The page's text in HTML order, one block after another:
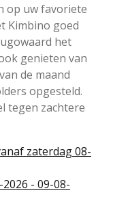
op uw favoriete
Kimbino goed
het
genieten van
de maand
opgesteld.
tegen zachtere
zaterdag 08-
- 09-08-